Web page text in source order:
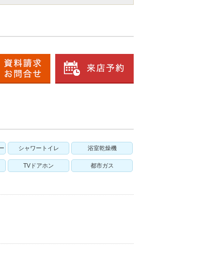
シャワートイレ 浴室乾燥機
TVドアホン 都市ガス